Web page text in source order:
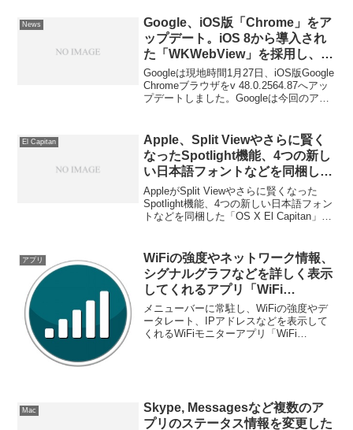
大きな影響を与えているようです。
News
Google、iOS版「Chrome」をア
ップデート。iOS 8から導入され
た「WKWebView」を採用し、ク
ラッシュ率は70%低下。
Googleは現地時間1月27日、iOS版Google
Chromeブラウザをv 48.0.2564.87へアッ
プデートしました。Googleは今回のアッ
た「WKWebView」へ変更。これにより
WebViewのメモリ不足が改善され、
Chromeのクラッシュ率を70%下げること
に成功したそうです。
El Capitan
Apple、Split Viewやさらに賢く
なったSpotlight機能、4つの新し
い日本語フォントなどを同梱した
「OS X El Capitan」をリリー
ス。
AppleがSplit Viewやさらに賢くなった
Spotlight機能、4つの新しい日本語フォン
トなどを同梱した「OS X El Capitan」を
アプリ
WiFiの強度やネットワーク情報、
シグナルグラフなどを詳しく表示
してくれるアプリ「WiFi
Signal」が無料セール中。
メニューバーに常駐し、WiFiの強度やデ
ータレート、IPアドレスなどを表示して
くれるWiFiモニターアプリ「WiFi
Mac
Skype, Messagesなど複数のア
プリのステータス情報を変更した